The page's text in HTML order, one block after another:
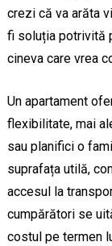
crezi că va arăta
fi soluția potrivită
cineva care vrea
Un apartament
flexibilitate, mai
sau planifici o
suprafața utilă,
accesul la
cumpărători se
costul pe termen